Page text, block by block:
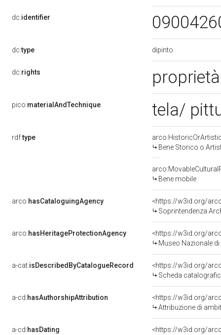
dc:identifier
dc:type dipinto
dc:rights
pico:materialAndTechnique tela/
rdf:type
Bene Storico o
Bene mobile
arco:hasCataloguingAgency
<https://w3id.org/
Soprintendenza
arco:hasHeritageProtectionAgency
<https://w3id.org/
Museo Nazionale di
a-cat:isDescribedByCatalogueRecord
<https://w3id.org/
Scheda
a-cd:hasAuthorshipAttribution
<https://w3id.org/
Attribuzione di
a-cd:hasDating
<https://w3id.org/